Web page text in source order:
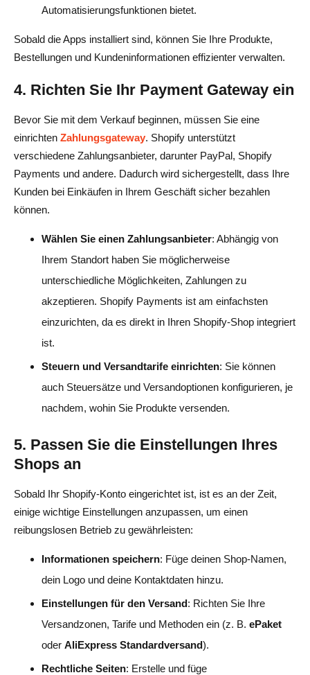
Automatisierungsfunktionen bietet.
Sobald die Apps installiert sind, können Sie Ihre Produkte,
Bestellungen und Kundeninformationen effizienter verwalten.
4. Richten Sie Ihr Payment Gateway ein
Bevor Sie mit dem Verkauf beginnen, müssen Sie eine
einrichten Zahlungsgateway. Shopify unterstützt
verschiedene Zahlungsanbieter, darunter PayPal, Shopify
Payments und andere. Dadurch wird sichergestellt, dass Ihre
Kunden bei Einkäufen in Ihrem Geschäft sicher bezahlen
können.
Wählen Sie einen Zahlungsanbieter: Abhängig von
Ihrem Standort haben Sie möglicherweise
unterschiedliche Möglichkeiten, Zahlungen zu
akzeptieren. Shopify Payments ist am einfachsten
einzurichten, da es direkt in Ihren Shopify-Shop integriert
ist.
Steuern und Versandtarife einrichten: Sie können
auch Steuersätze und Versandoptionen konfigurieren, je
nachdem, wohin Sie Produkte versenden.
5. Passen Sie die Einstellungen Ihres
Shops an
Sobald Ihr Shopify-Konto eingerichtet ist, ist es an der Zeit,
einige wichtige Einstellungen anzupassen, um einen
reibungslosen Betrieb zu gewährleisten:
Informationen speichern: Füge deinen Shop-Namen,
dein Logo und deine Kontaktdaten hinzu.
Einstellungen für den Versand: Richten Sie Ihre
Versandzonen, Tarife und Methoden ein (z. B. ePaket
oder AliExpress Standardversand).
Rechtliche Seiten: Erstelle und füge